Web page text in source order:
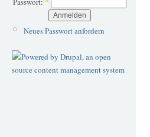
Neues Passwort anfordern